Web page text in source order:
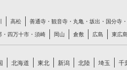
高松 善通寺・観音寺・丸亀・坂出・国分寺
・四万十市・須崎 岡山 倉敷 広島 東広島
北海道 東北 新潟 北陸 埼玉 千